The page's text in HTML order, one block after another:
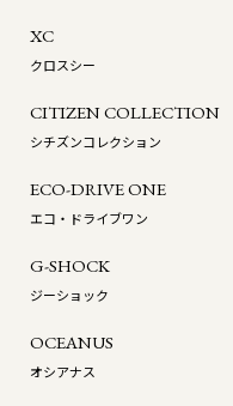
XC
クロスシー
CITIZEN COLLECTION
シチズンコレクション
ECO-DRIVE ONE
エコ・ドライブワン
G-SHOCK
ジーショック
OCEANUS
オシアナス